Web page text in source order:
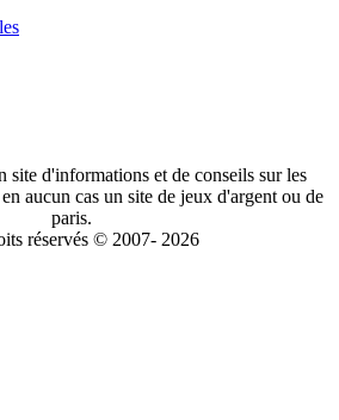
site d'informations et de conseils sur les
aucun cas un site de jeux d'argent ou de
paris.
réservés © 2007- 2026